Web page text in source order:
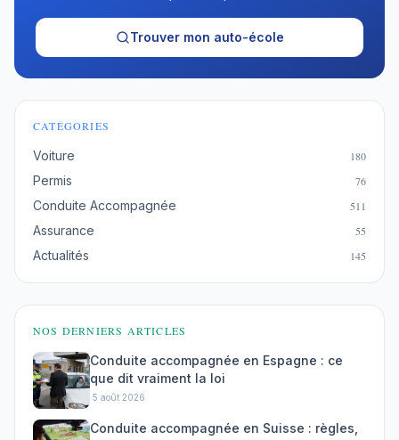
Trouver mon auto-école
CATÉGORIES
Voiture 180
Permis 76
Conduite Accompagnée 511
Assurance 55
Actualités 145
NOS DERNIERS ARTICLES
Conduite accompagnée en Espagne : ce
que dit vraiment la loi
·5 août 2026
Conduite accompagnée en Suisse : règles,